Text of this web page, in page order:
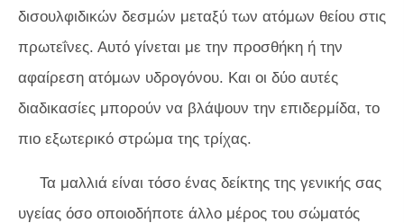
δισουλφιδικών δεσμών μεταξύ των ατόμων θείου στις
πρωτεΐνες. Αυτό γίνεται με την προσθήκη ή την
αφαίρεση ατόμων υδρογόνου. Και οι δύο αυτές
διαδικασίες μπορούν να βλάψουν την επιδερμίδα, το
πιο εξωτερικό στρώμα της τρίχας.
Τα μαλλιά είναι τόσο ένας δείκτης της γενικής σας
υγείας όσο οποιοδήποτε άλλο μέρος του σώματός